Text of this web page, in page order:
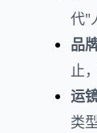
代"
品
止
运
类